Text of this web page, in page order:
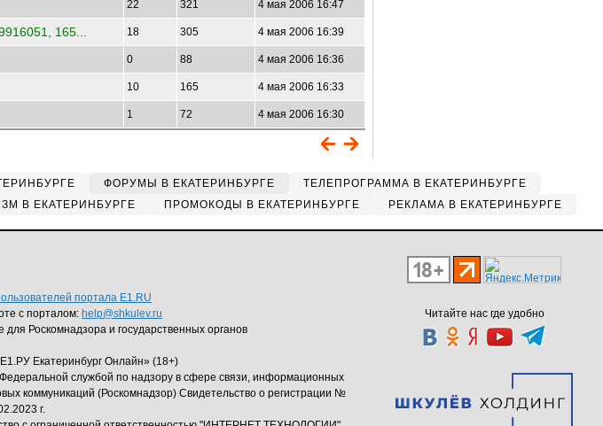
22 321 4 мая 2006 16:47
165... 18 305 4 мая 2006 16:39
0 88 4 мая 2006 16:36
10 165 4 мая 2006 16:33
1 72 4 мая 2006 16:30
ФОРУМЫ В ЕКАТЕРИНБУРГЕ
ТЕЛЕПРОГРАММА В ЕКАТЕРИНБУРГЕ
В ЕКАТЕРИНБУРГЕ ПРОМОКОДЫ В ЕКАТЕРИНБУРГЕ РЕКЛАМА В ЕКАТЕРИНБУРГЕ
Читайте нас где удобно
портала E1.RU
с порталом: help@shkulev.ru
для Роскомнадзора и государственных органов
Екатеринбург Онлайн» (18+)
службой по надзору в сфере связи, информационных
коммуникаций (Роскомнадзор) Свидетельство о регистрации №
г.